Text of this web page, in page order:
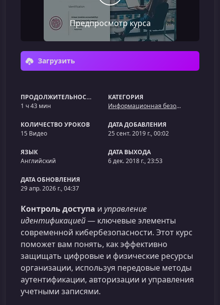
Предпросмотр курса
Загрузить
ПРОДОЛЖИТЕЛЬНОСТЬ
1 ч 43 мин
КАТЕГОРИЯ
Информационная безопасность
КОЛИЧЕСТВО УРОКОВ
15 Видео
ДАТА ДОБАВЛЕНИЯ
25 сент. 2019 г., 00:02
ЯЗЫК
Английский
ДАТА ВЫХОДА
6 дек. 2018 г., 23:53
ДАТА ОБНОВЛЕНИЯ
29 апр. 2026 г., 04:37
Контроль доступа и управление
идентификацией— ключевые элементы
современной кибербезопасности. Этот курс
поможет вам понять, как эффективно
защищать цифровые и физические ресурсы
организации, используя передовые методы
аутентификации, авторизации и управления
учетными записями.